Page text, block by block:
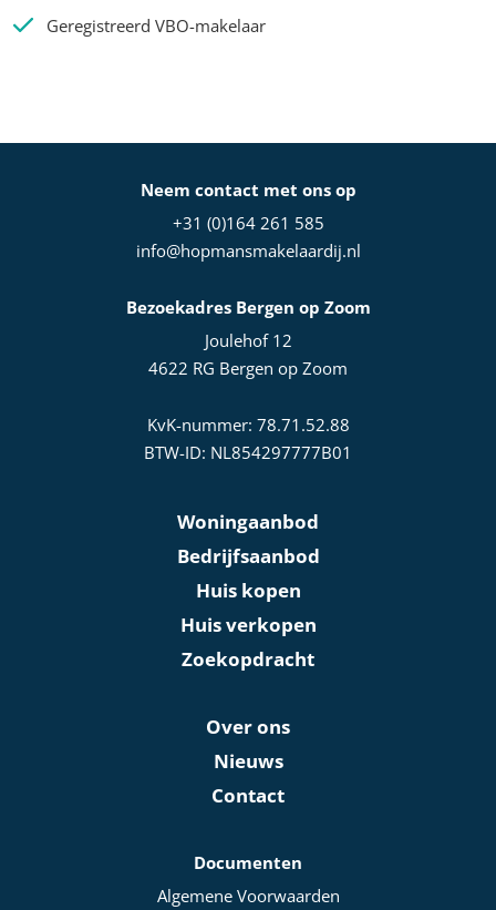
Geregistreerd VBO-makelaar
Neem contact met ons op
+31 (0)164 261 585
info@hopmansmakelaardij.nl
Bezoekadres Bergen op Zoom
Joulehof 12
4622 RG Bergen op Zoom
KvK-nummer: 78.71.52.88
BTW-ID: NL854297777B01
Woningaanbod
Bedrijfsaanbod
Huis kopen
Huis verkopen
Zoekopdracht
Over ons
Nieuws
Contact
Documenten
Algemene Voorwaarden